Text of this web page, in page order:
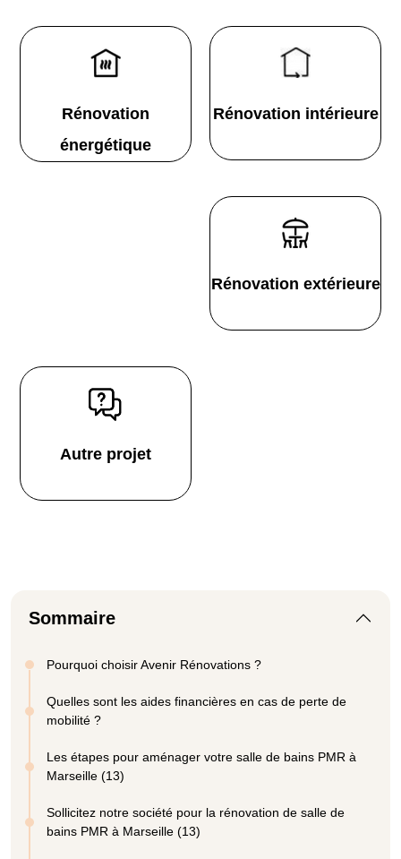
Rénovation
énergétique
Rénovation intérieure
Rénovation extérieure
Autre projet
Sommaire
Pourquoi choisir Avenir Rénovations ?
Quelles sont les aides financières en cas de perte de
mobilité ?
Les étapes pour aménager votre salle de bains PMR à
Marseille (13)
Sollicitez notre société pour la rénovation de salle de
bains PMR à Marseille (13)